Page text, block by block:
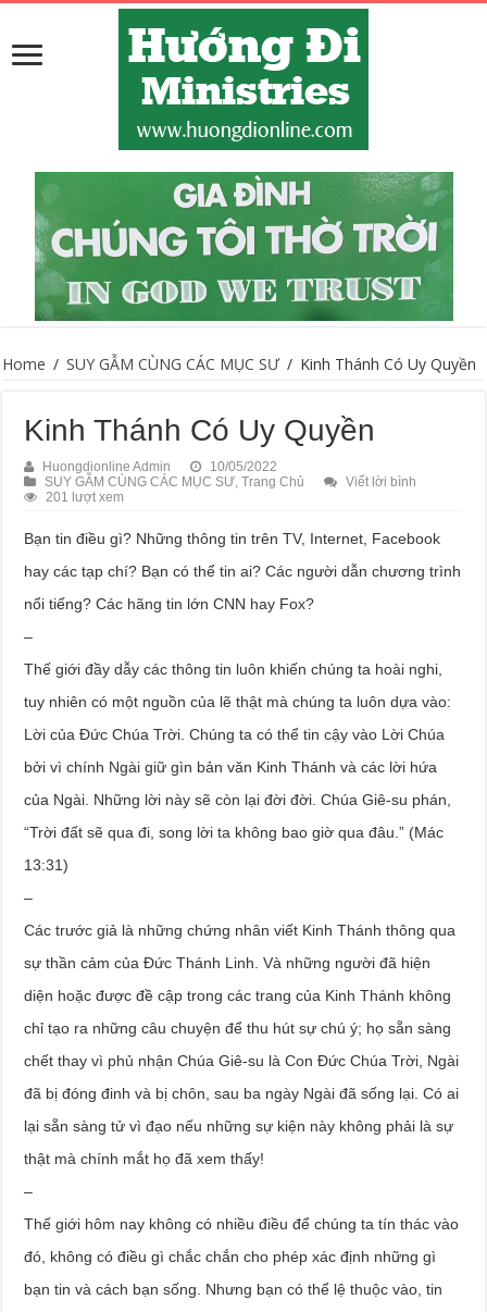
Home / SUY GẪM CÙNG CÁC MỤC SƯ / Kinh Thánh Có Uy Quyền
Kinh Thánh Có Uy Quyền
Huongdionline Admin
10/05/2022
SUY GẪM CÙNG CÁC MỤC SƯ,Trang Chủ
Viết lời bình
201 lượt xem
Bạn tin điều gì? Những thông tin trên TV, Internet, Facebook
hay các tạp chí? Bạn có thể tin ai? Các người dẫn chương trình
nổi tiếng? Các hãng tin lớn CNN hay Fox?
–
Thế giới đầy dẫy các thông tin luôn khiến chúng ta hoài nghi,
tuy nhiên có một nguồn của lẽ thật mà chúng ta luôn dựa vào:
Lời của Đức Chúa Trời. Chúng ta có thể tin cậy vào Lời Chúa
bởi vì chính Ngài giữ gìn bản văn Kinh Thánh và các lời hứa
của Ngài. Những lời này sẽ còn lại đời đời. Chúa Giê-su phán,
“Trời đất sẽ qua đi, song lời ta không bao giờ qua đâu.” (Mác
13:31)
–
Các trước giả là những chứng nhân viết Kinh Thánh thông qua
sự thần cảm của Đức Thánh Linh. Và những người đã hiện
diện hoặc được đề cập trong các trang của Kinh Thánh không
chỉ tạo ra những câu chuyện để thu hút sự chú ý; họ sẵn sàng
chết thay vì phủ nhận Chúa Giê-su là Con Đức Chúa Trời, Ngài
đã bị đóng đinh và bị chôn, sau ba ngày Ngài đã sống lại. Có ai
lại sẵn sàng tử vì đạo nếu những sự kiện này không phải là sự
thật mà chính mắt họ đã xem thấy!
–
Thế giới hôm nay không có nhiều điều để chúng ta tín thác vào
đó, không có điều gì chắc chắn cho phép xác định những gì
bạn tin và cách bạn sống. Nhưng bạn có thể lệ thuộc vào, tin